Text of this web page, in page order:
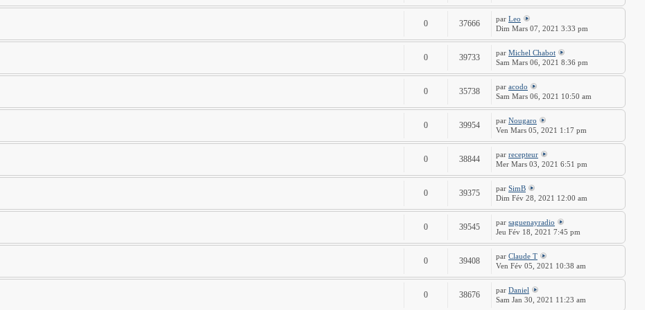
0 37666 par Leo
Dim Mars 07, 2021 3:33 pm
0 39733 par Michel Chabot
Sam Mars 06, 2021 8:36 pm
0 35738 par acodo
Sam Mars 06, 2021 10:50 am
0 39954 par Nougaro
Ven Mars 05, 2021 1:17 pm
0 38844 par recepteur
Mer Mars 03, 2021 6:51 pm
0 39375 par SimB
Dim Fév 28, 2021 12:00 am
0 39545 par saguenayradio
Jeu Fév 18, 2021 7:45 pm
0 39408 par Claude T
Ven Fév 05, 2021 10:38 am
0 38676 par Daniel
Sam Jan 30, 2021 11:23 am